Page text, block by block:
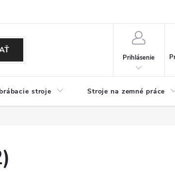
Prihlásenie
stroje Stroje na zemné práce